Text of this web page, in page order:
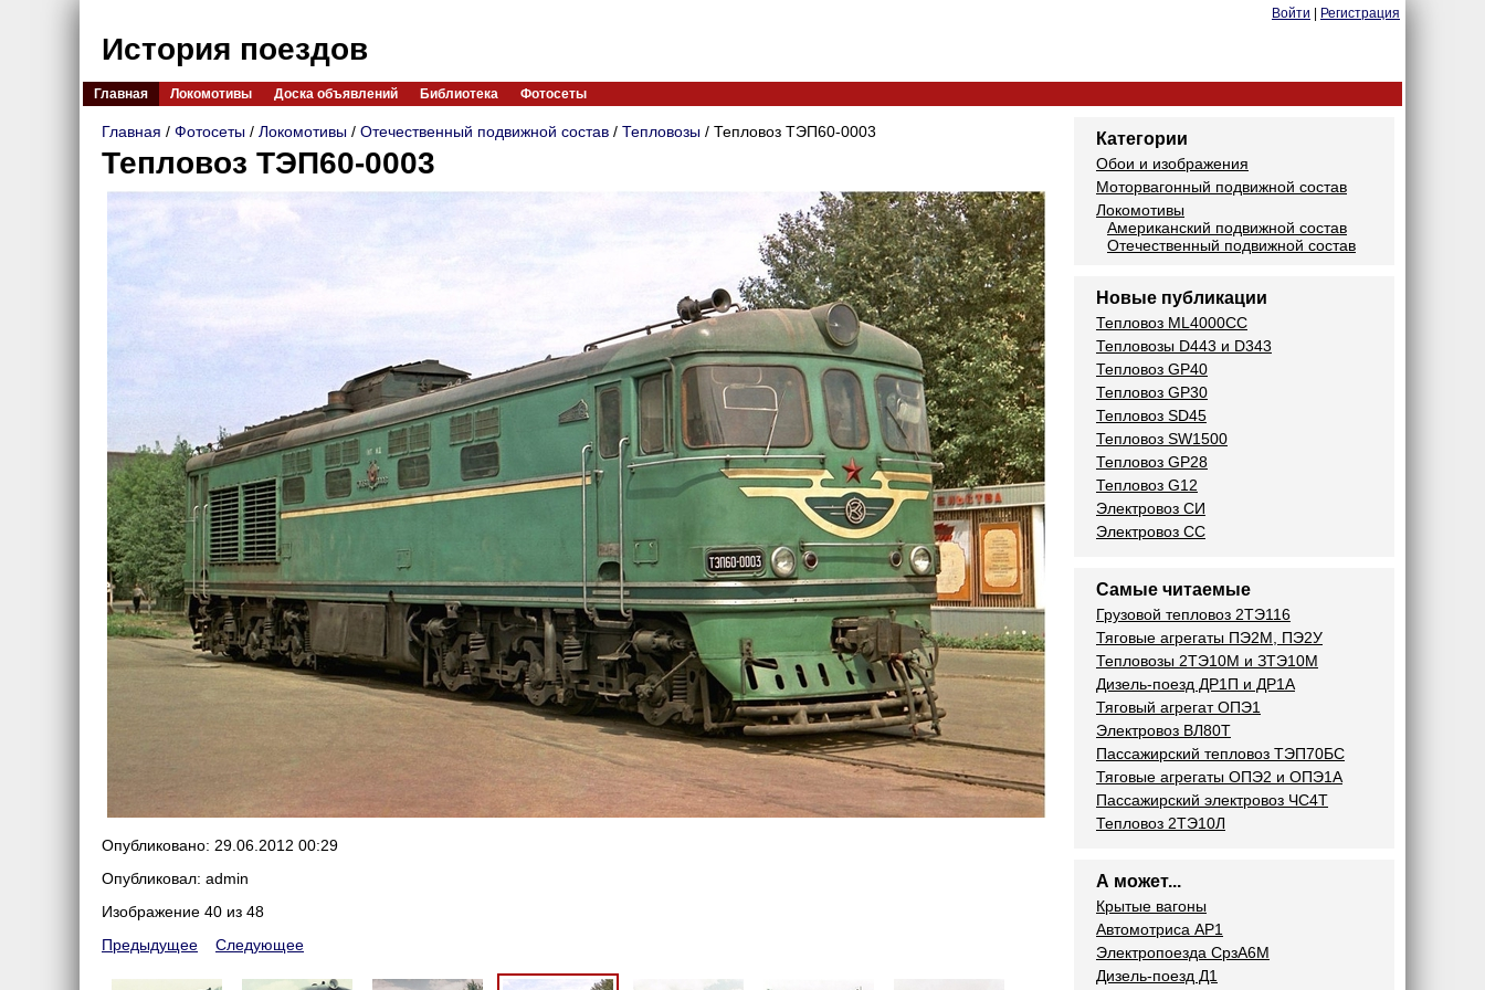
Войти Регистрация
История поездов
Главная Локомотивы Доска объявлений Библиотека Фотосеты
Главная / Фотосеты / Локомотивы / Отечественный подвижной состав / Тепловозы / Тепловоз ТЭП60-0003
Тепловоз ТЭП60-0003
Опубликовано: 29.06.2012 00:29
Опубликовал: admin
Изображение 40 из 48
Предыдущее
Следующее
Категории
Обои и изображения
Моторвагонный подвижной состав
Локомотивы
Американский подвижной состав
Отечественный подвижной состав
Новые публикации
Тепловоз ML4000CC
Тепловозы D443 и D343
Тепловоз GP40
Тепловоз GP30
Тепловоз SD45
Тепловоз SW1500
Тепловоз GP28
Тепловоз G12
Электровоз СИ
Электровоз СС
Самые читаемые
Грузовой тепловоз 2ТЭ116
Тяговые агрегаты ПЭ2М, ПЭ2У
Тепловозы 2ТЭ10М и ЗТЭ10М
Дизель-поезд ДР1П и ДР1А
Тяговый агрегат ОПЭ1
Электровоз ВЛ80Т
Пассажирский тепловоз ТЭП70БС
Тяговые агрегаты ОПЭ2 и ОПЭ1А
Пассажирский электровоз ЧС4Т
Тепловоз 2ТЭ10Л
А может...
Крытые вагоны
Автомотриса AP1
Электропоезда СрзA6M
Дизель-поезд Д1